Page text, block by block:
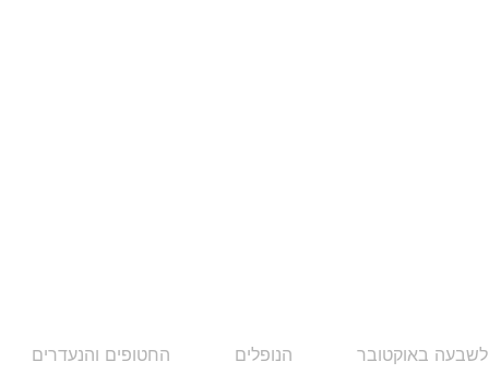
לשבעה באוקטובר הנופלים החטופים והנעדרים